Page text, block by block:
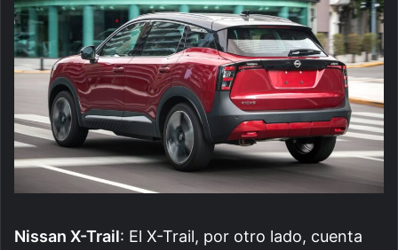
Nissan X-Trail: El X-Trail, por otro lado, cuenta